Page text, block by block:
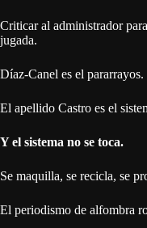
Criticar al administrador
jugada.
Díaz-Canel es el pararrayos.
El apellido Castro es el
Y el sistema no se toca.
Se maquilla, se recicla, se
El periodismo de alfombra